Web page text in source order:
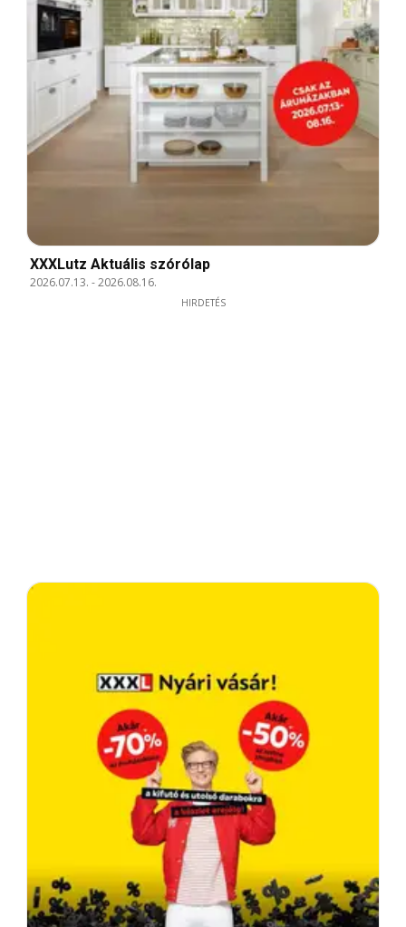
XXXLutz Aktuális szórólap
2026.07.13. -2026.08.16.
HIRDETÉS